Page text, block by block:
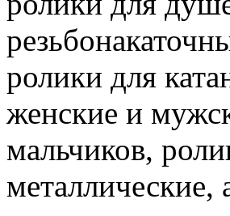
ролики для
женские и
мальчиков,
металлические,